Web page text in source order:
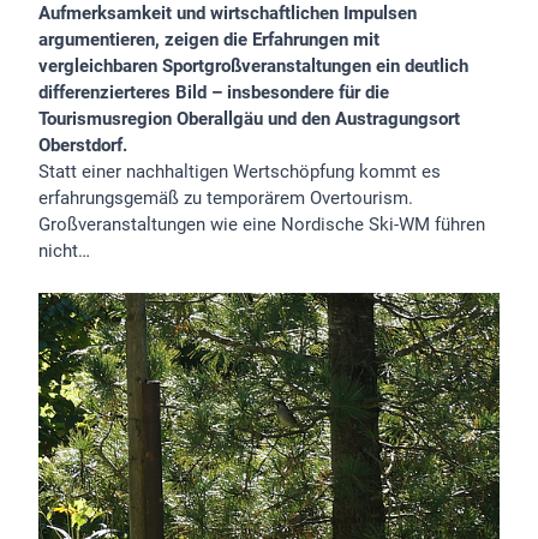
Aufmerksamkeit und wirtschaftlichen Impulsen
argumentieren, zeigen die Erfahrungen mit
vergleichbaren Sportgroßveranstaltungen ein deutlich
differenzierteres Bild – insbesondere für die
Tourismusregion Oberallgäu und den Austragungsort
Oberstdorf.
Statt einer nachhaltigen Wertschöpfung kommt es
erfahrungsgemäß zu temporärem Overtourism.
Großveranstaltungen wie eine Nordische Ski-WM führen
nicht…